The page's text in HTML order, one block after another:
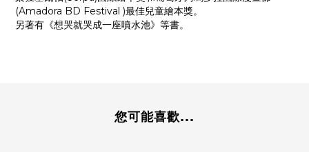
(Amadora BD Festival )最佳兒童繪本獎。
另著有《想哭就哭成一座噴水池》等書。
您可能喜歡...